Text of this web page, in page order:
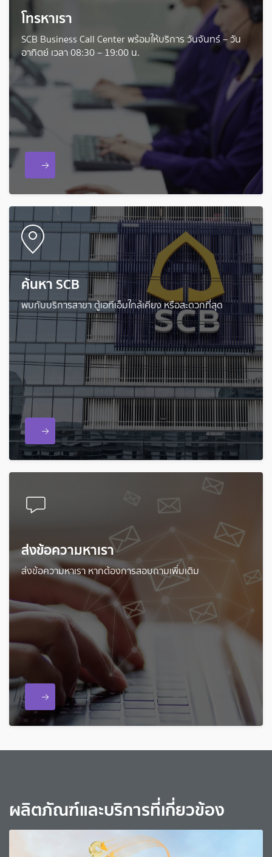
โทรหาเรา
SCB Business Call Center พร้อมให้บริการ วันจันทร์ – วัน
อาทิตย์ เวลา 08:30 – 19:00 น.
ค้นหา SCB
พบกับบริการสาขา ตู้เอทีเอ็มใกล้เคียง หรือสะดวกที่สุด
ส่งข้อความหาเรา
ส่งข้อความหาเรา หากต้องการสอบถามเพิ่มเติม
ผลิตภัณฑ์และบริการที่เกี่ยวข้อง